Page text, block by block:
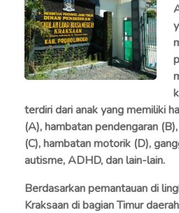
terdiri dari anak yang memiliki
(A), hambatan pendengaran
(C), hambatan motorik (D),
autisme, ADHD, dan lain-lain.
Berdasarkan pemantauan di
Kraksaan di bagian Timur